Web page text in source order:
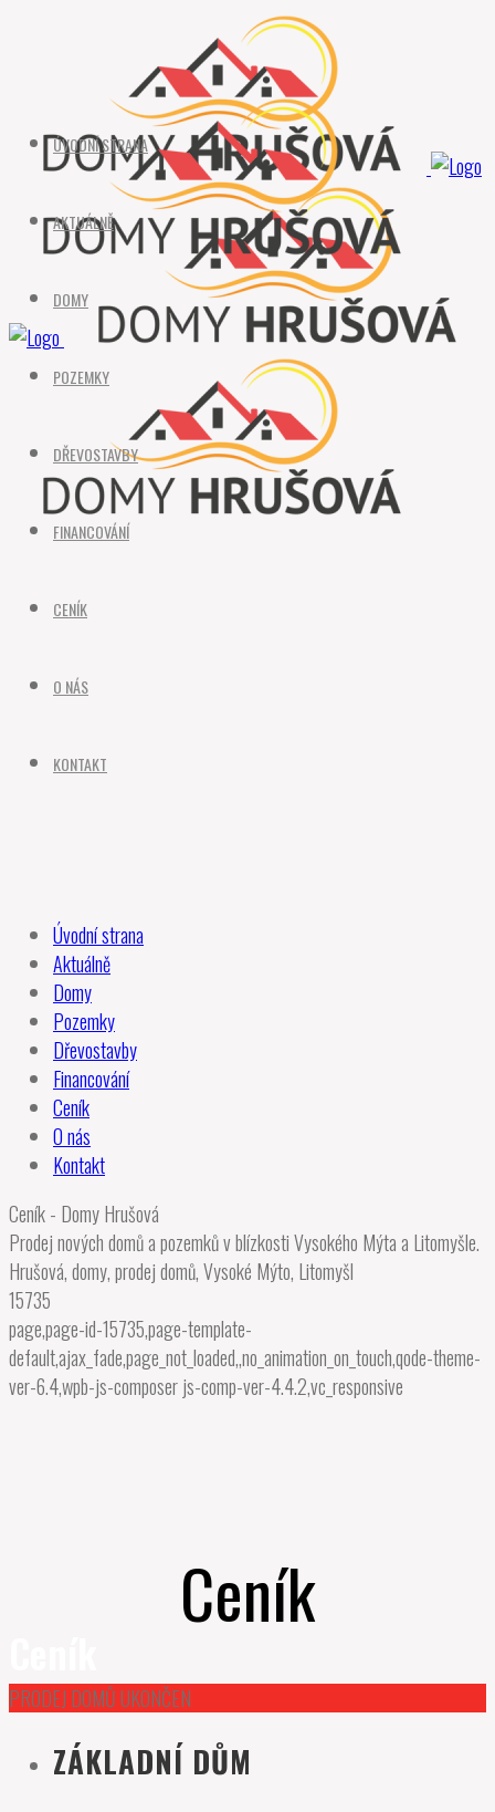
ÚVODNÍ STRANA
AKTUÁLNĚ
DOMY
POZEMKY
DŘEVOSTAVBY
FINANCOVÁNÍ
CENÍK
O NÁS
KONTAKT
Úvodní strana
Aktuálně
Domy
Pozemky
Dřevostavby
Financování
Ceník
O nás
Kontakt
Ceník - Domy Hrušová
Prodej nových domů a pozemků v blízkosti Vysokého Mýta a Litomyšle.
Hrušová, domy, prodej domů, Vysoké Mýto, Litomyšl
15735
page,page-id-15735,page-template-
default,ajax_fade,page_not_loaded,,no_animation_on_touch,qode-theme-
ver-6.4,wpb-js-composer js-comp-ver-4.4.2,vc_responsive
Ceník
PRODEJ DOMŮ UKONČEN
ZÁKLADNÍ DŮM